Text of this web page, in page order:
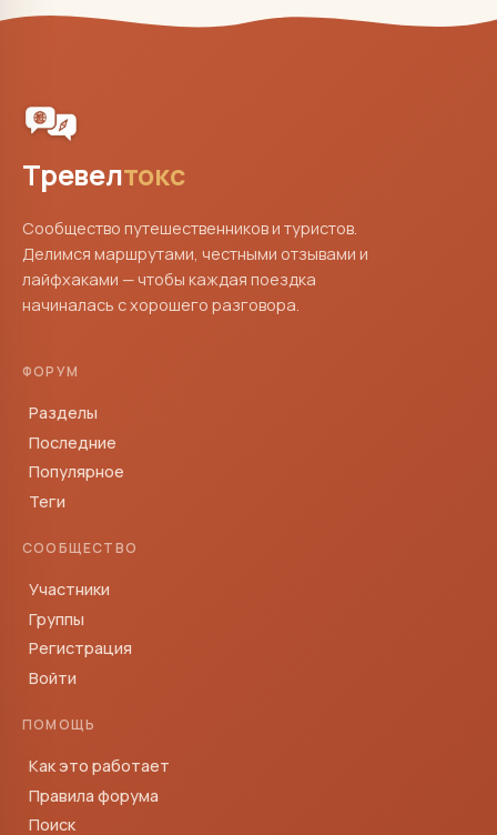
Тревелтокс
Сообщество путешественников и туристов.
Делимся маршрутами, честными отзывами и
лайфхаками — чтобы каждая поездка
начиналась с хорошего разговора.
ФОРУМ
Разделы
Последние
Популярное
Теги
СООБЩЕСТВО
Участники
Группы
Регистрация
Войти
ПОМОЩЬ
Как это работает
Правила форума
Поиск